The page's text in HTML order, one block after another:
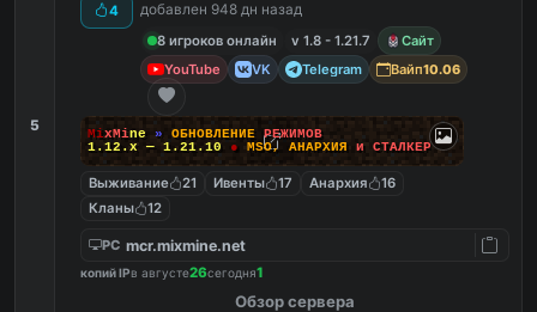
5
4
добавлен 948 дн назад
8 игроков онлайн
v 1.8 - 1.21.7
Сайт
YouTube
VK Telegram Вайп10.06
MixMine » ОБНОВЛЕНИЕ РЕЖИМОВ
1.12.x — 1.21.10
● MSO, АНАРХИЯ и СТАЛКЕР
Выживание 21 Ивенты 17 Анархия
16
Кланы
12
PC mcr.mixmine.net
копий IPв августе26сегодня1
Обзор сервера